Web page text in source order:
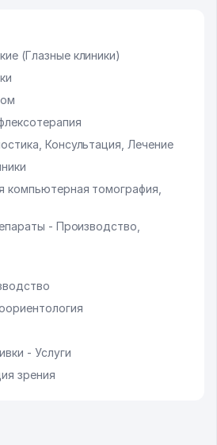
(Глазные клиники)
Консультация, Лечение
компьютерная томография,
- Производство,
- Услуги
зрения